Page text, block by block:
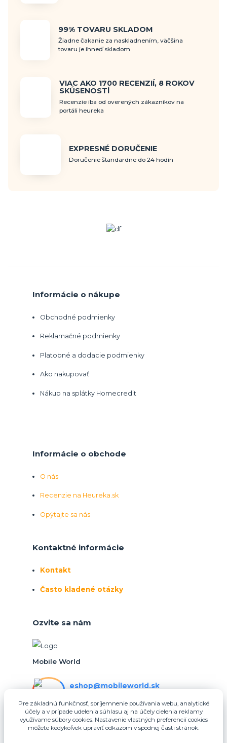
99% TOVARU SKLADOM
Žiadne čakanie za naskladnením, väčšina
tovaru je ihneď skladom
VIAC AKO 1700 RECENZIÍ, 8 ROKOV
SKÚSENOSTÍ
Recenzie iba od overených zákazníkov na
portáli heureka
EXPRESNÉ DORUČENIE
Doručenie štandardne do 24 hodín
Informácie o nákupe
Obchodné podmienky
Reklamačné podmienky
Platobné a dodacie podmienky
Ako nakupovať
Nákup na splátky Homecredit
Informácie o obchode
O nás
Recenzie na Heureka.sk
Opýtajte sa nás
Kontaktné informácie
Kontakt
Často kladené otázky
Ozvite sa nám
Mobile World
eshop@mobileworld.sk
eshop@mobileworld.sk
Pre základnú funkčnosť, spríjemnenie používania webu, analytické
účely a v prípade udelenia súhlasu aj na účely cielenia reklamy
využívame súbory cookies. Nastavenie vlastných preferencií cookies
môžete kedykoľvek upraviť odkazom v spodnej časti stránok.